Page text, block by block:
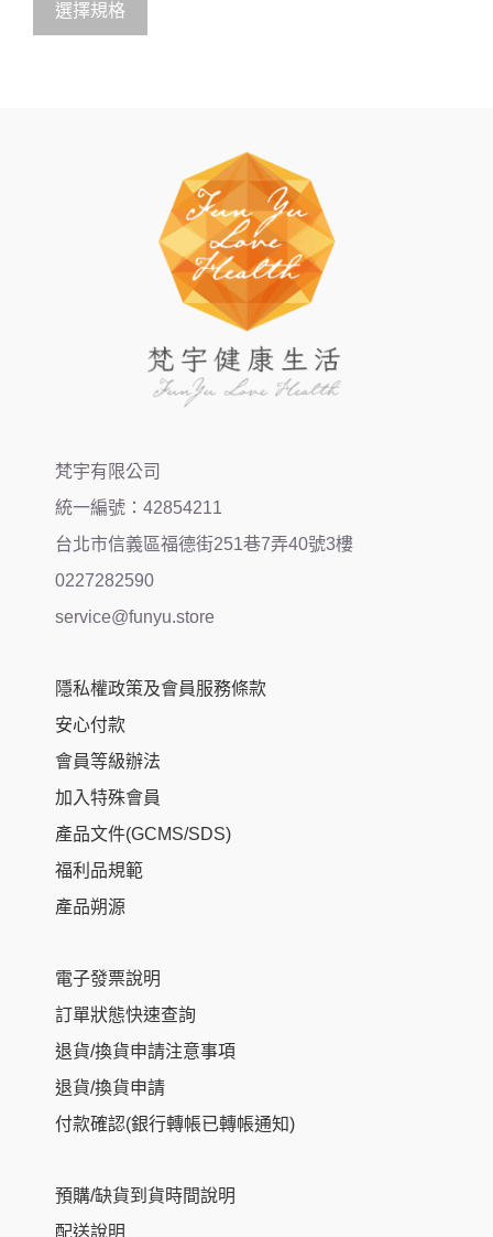
5
選擇規格
梵宇有限公司
統一編號：42854211
台北市信義區福德街251巷7弄40號3樓
0227282590
service@funyu.store
隱私權政策及會員服務條款
安心付款
會員等級辦法
加入特殊會員
產品文件(GCMS/SDS)
福利品規範
產品朔源
電子發票說明
訂單狀態快速查詢
退貨/換貨申請注意事項
退貨/換貨申請
付款確認(銀行轉帳已轉帳通知)
預購/缺貨到貨時間說明
配送說明